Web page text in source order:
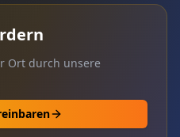
Ort durch unsere